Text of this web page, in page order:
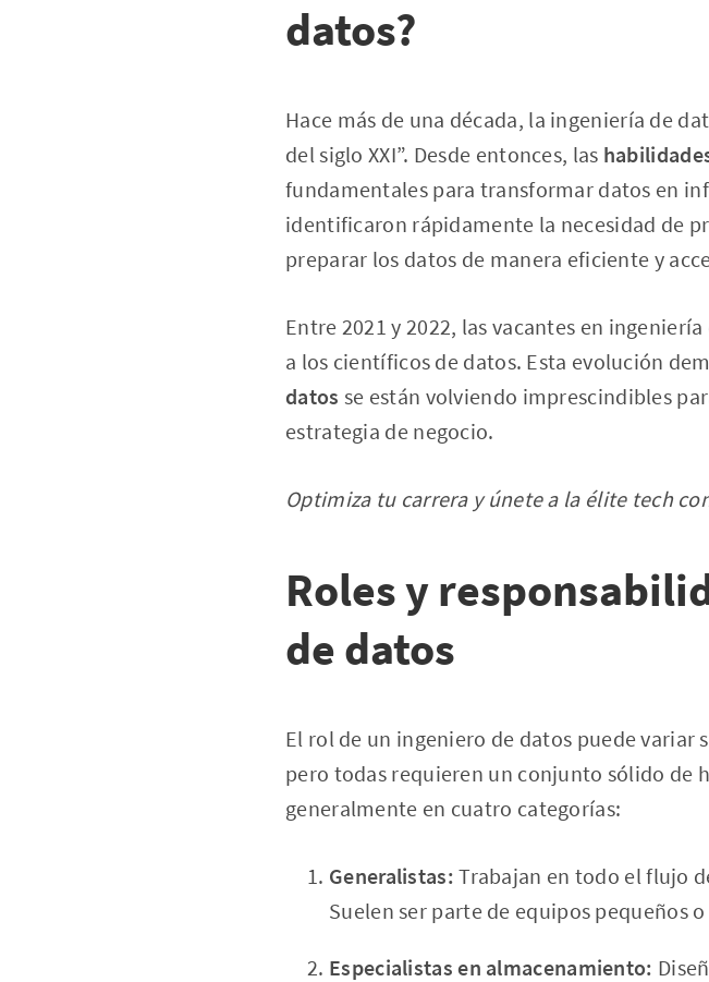
datos?
Hace más de una década, la ingeniería de
del siglo XXI”. Desde entonces, las
fundamentales para transformar datos en
identificaron rápidamente la necesidad de
preparar los datos de manera eficiente y
Entre 2021 y 2022, las vacantes en
a los científicos de datos. Esta evolución
datos se están volviendo imprescindibles
estrategia de negocio.
Optimiza tu carrera y únete a la élite tech
Roles y
de datos
El rol de un ingeniero de datos puede
pero todas requieren un conjunto sólido de
generalmente en cuatro categorías:
Generalistas:Trabajan en todo el flujo
Suelen ser parte de equipos pequeños
Especialistas en almacenamiento: